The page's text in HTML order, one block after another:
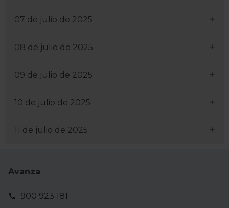
07 de julio de 2025
08 de julio de 2025
09 de julio de 2025
10 de julio de 2025
11 de julio de 2025
Avanza
900 923 181